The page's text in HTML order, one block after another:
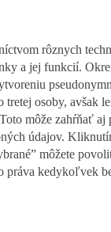
verejnosť k
žiaci učia
Obchodný reťaze
rôznych
a jej funkcií.
osoby, avšak
môže zahŕňať
údajov.
môžete
práva kedykoľvek